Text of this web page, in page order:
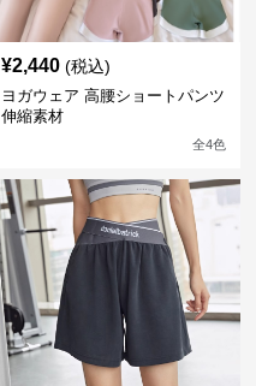
¥2,440 (税込)
ヨガウェア 高腰ショートパンツ
伸縮素材
全4色